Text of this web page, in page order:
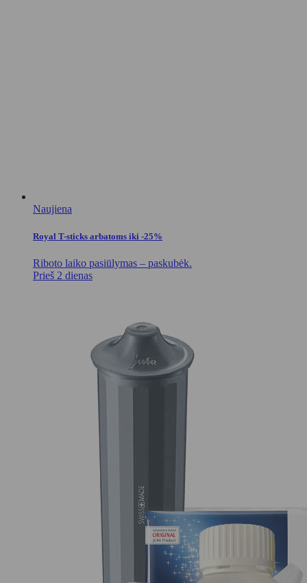
Naujiena
Royal T-sticks arbatoms iki -25%
Riboto laiko pasiūlymas – paskubėk.
Prieš 2 dienas